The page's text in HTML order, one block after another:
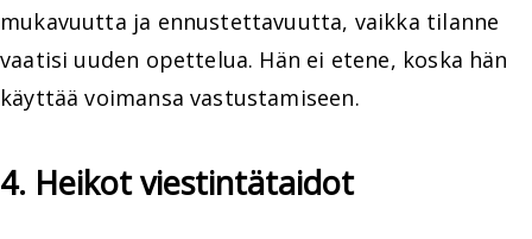
mukavuutta ja ennustettavuutta, vaikka tilanne
vaatisi uuden opettelua. Hän ei etene, koska hän
käyttää voimansa vastustamiseen.
4. Heikot viestintätaidot